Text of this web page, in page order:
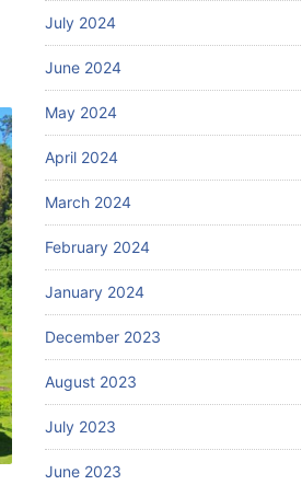
July 2024
June 2024
May 2024
April 2024
March 2024
February 2024
January 2024
December 2023
August 2023
July 2023
June 2023